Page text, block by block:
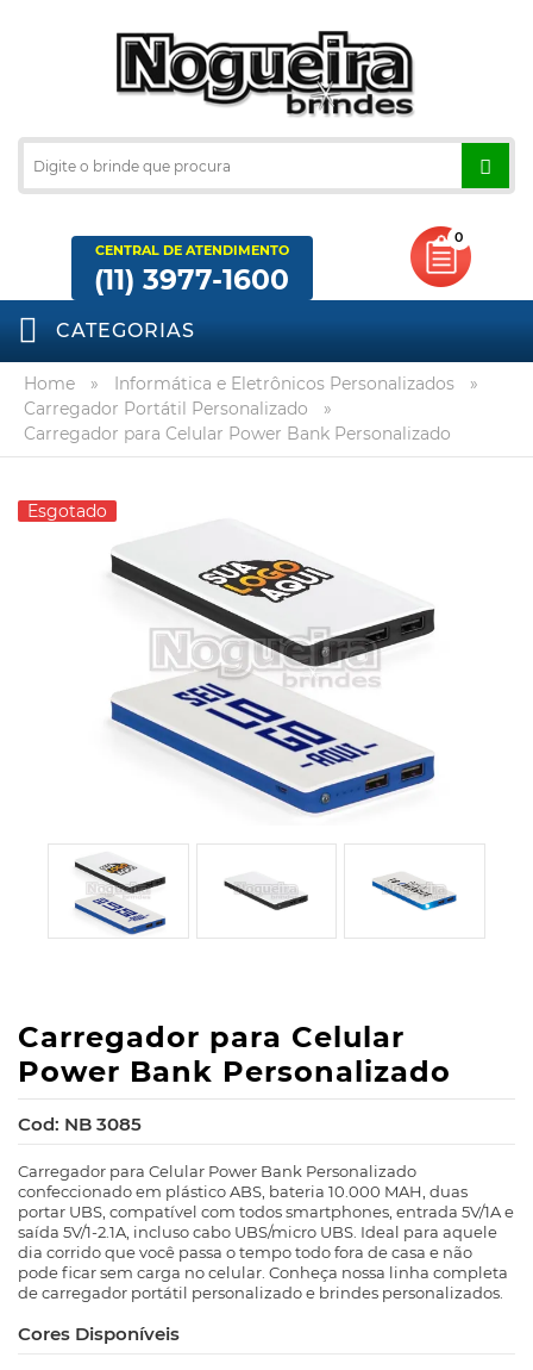
CENTRAL DE ATENDIMENTO
(11) 3977-1600
0
CATEGORIAS
Home » Informática e Eletrônicos Personalizados
»
Carregador Portátil Personalizado
»
Carregador para Celular Power Bank Personalizado
Esgotado
Carregador para Celular
Power Bank Personalizado
Cod: NB 3085
Carregador para Celular Power Bank Personalizado
confeccionado em plástico ABS, bateria 10.000 MAH, duas
portar UBS, compatível com todos smartphones, entrada 5V/1A e
saída 5V/1-2.1A, incluso cabo UBS/micro UBS. Ideal para aquele
dia corrido que você passa o tempo todo fora de casa e não
pode ficar sem carga no celular. Conheça nossa linha completa
de carregador portátil personalizado e brindes personalizados.
Cores Disponíveis